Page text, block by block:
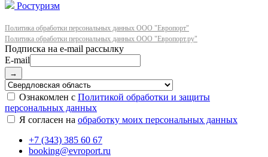
Ростуризм
Политика обработки персональных данных ООО "Европорт"
Политика обработки персональных данных ООО "Европорт.ру"
E-mail
→
Ознакомлен с Политикой обработки и защиты
персональных данных
Я согласен на обработку моих персональных данных
+7 (343) 385 60 67
booking@evroport.ru